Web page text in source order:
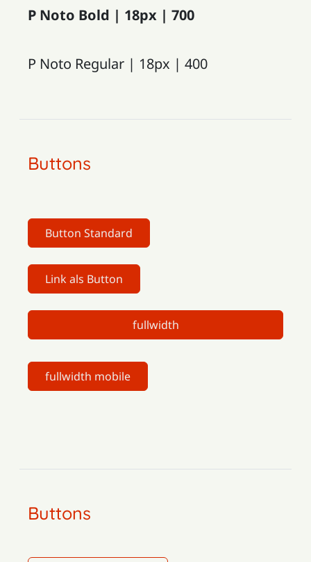
P Noto Bold | 18px | 700
P Noto Regular | 18px | 400
Buttons
Button Standard
Link als Button
fullwidth
fullwidth mobile
Buttons